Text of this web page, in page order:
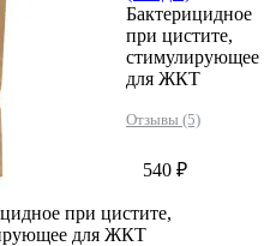
Бактерицидное
при цистите,
стимулирующее
для ЖКТ
Отзывы (5)
540 ₽
при цистите,
для ЖКТ